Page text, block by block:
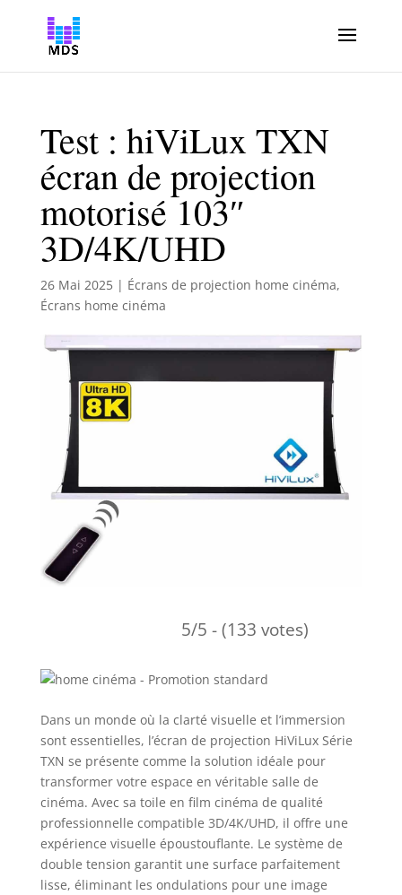
Test : hiViLux TXN
écran de projection
motorisé 103″
3D/4K/UHD
26 Mai 2025| Écrans de projection home cinéma,
Écrans home cinéma
5/5 - (133 votes)
Dans un monde où la clarté visuelle et l’immersion
sont essentielles, l’écran de projection HiViLux Série
TXN se présente comme la solution idéale pour
transformer votre espace en véritable salle de
cinéma. Avec sa toile en film cinéma de qualité
professionnelle compatible 3D/4K/UHD, il offre une
expérience visuelle époustouflante. Le système de
double tension garantit une surface parfaitement
lisse, éliminant les ondulations pour une image